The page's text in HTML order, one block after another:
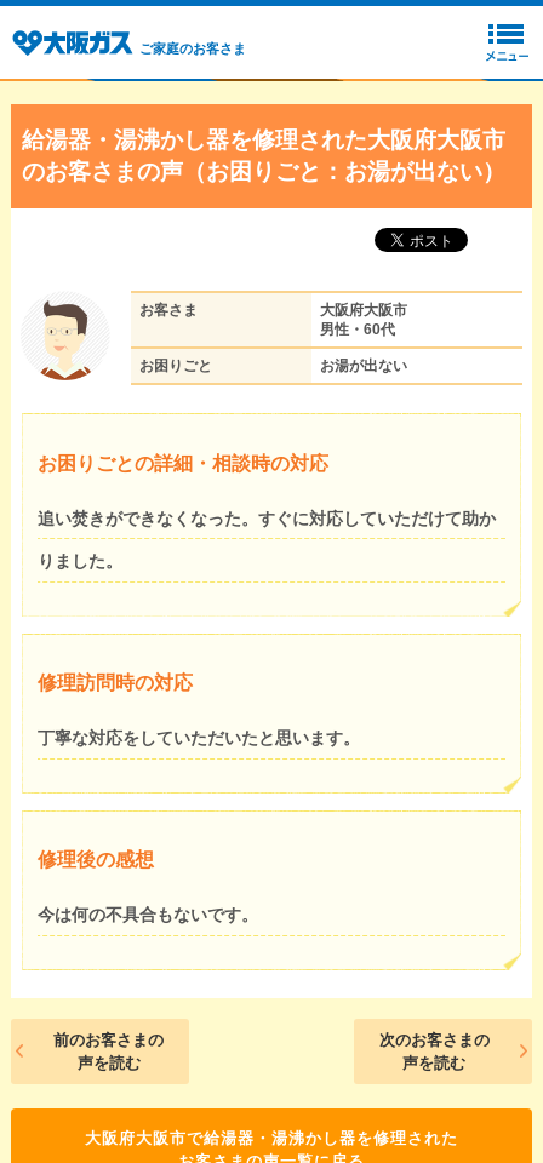
ご家庭のお客さま
給湯器・湯沸かし器を修理された大阪府大阪市
のお客さまの声（お困りごと：お湯が出ない）
お客さま
大阪府大阪市
男性・60代
お困りごと お湯が出ない
お困りごとの詳細・相談時の対応
追い焚きができなくなった。すぐに対応していただけて助か
りました。
修理訪問時の対応
丁寧な対応をしていただいたと思います。
修理後の感想
今は何の不具合もないです。
前のお客さまの
声を読む
次のお客さまの
声を読む
大阪府大阪市で給湯器・湯沸かし器を修理された